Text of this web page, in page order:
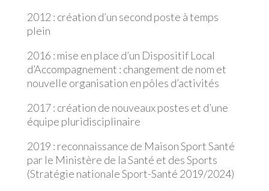
2012 : création d’un second poste à temps
plein
2016 : mise en place d’un Dispositif Local
d’Accompagnement : changement de nom et
nouvelle organisation en pôles d’activités
2017 : création de nouveaux postes et d’une
équipe pluridisciplinaire
2019 : reconnaissance de Maison Sport Santé
par le Ministère de la Santé et des Sports
(Stratégie nationale Sport-Santé 2019/2024)